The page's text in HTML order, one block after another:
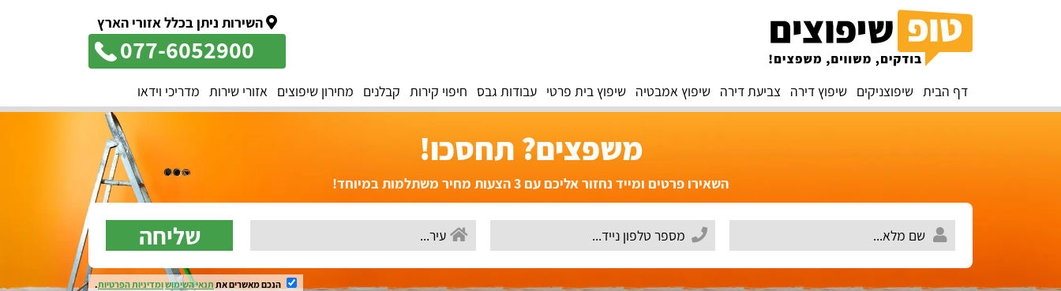
השירות ניתן בכלל אזורי הארץ
077-6052900
דף הבית שיפוצניקים שיפוץ דירה צביעת דירה שיפוץ אמבטיה שיפוץ בית פרטי עבודות גבס חיפוי קירות קבלנים מחירון שיפוצים אזורי שירות מדריכי וידאו
משפצים? תחסכו!
השאירו פרטים ומייד נחזור אליכם עם 3 הצעות מחיר משתלמות במיוחד!
שליחה
הנכם מאשרים את תנאי השימושומדיניות הפרטיות.